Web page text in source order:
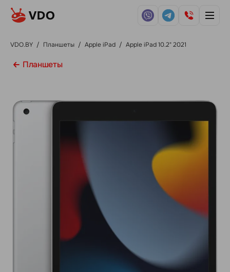
VDO.BY / Планшеты / Apple iPad / Apple iPad 10.2" 2021
Планшеты